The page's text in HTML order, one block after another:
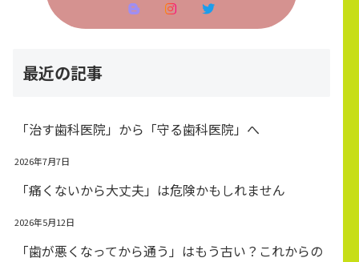
最近の記事
「治す歯科医院」から「守る歯科医院」へ
2026年7月7日
「痛くないから大丈夫」は危険かもしれません
2026年5月12日
「歯が悪くなってから通う」はもう古い？これからの